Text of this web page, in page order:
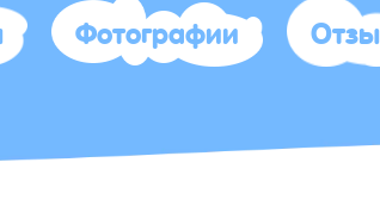
Фотографии